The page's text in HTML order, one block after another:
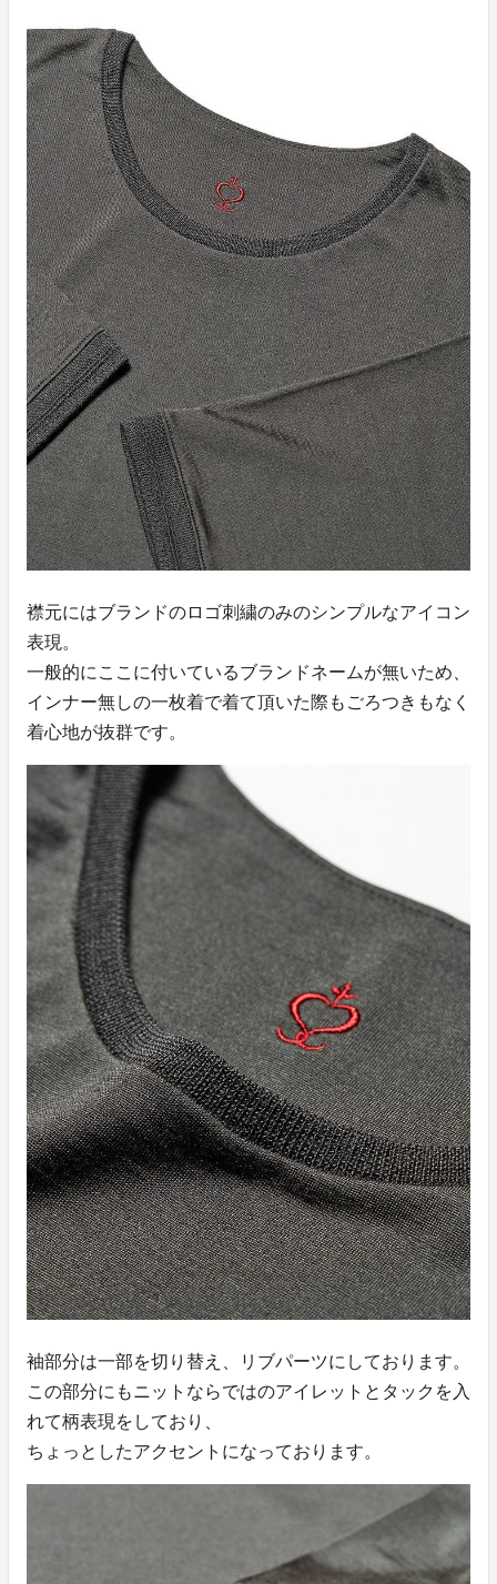
襟元にはブランドのロゴ刺繍のみのシンプルなアイコン
表現。
一般的にここに付いているブランドネームが無いため、
インナー無しの一枚着で着て頂いた際もごろつきもなく
着心地が抜群です。
袖部分は一部を切り替え、リブパーツにしております。
この部分にもニットならではのアイレットとタックを入
れて柄表現をしており、
ちょっとしたアクセントになっております。